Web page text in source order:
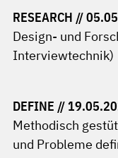
RESEARCH //
Design- und
Interviewtechnik)
DEFINE //
Methodisch
und Probleme